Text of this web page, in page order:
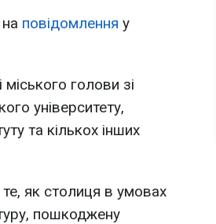
повідомлення у
голови зі
університету,
та кількох інших
як столиця в умовах
пошкоджену